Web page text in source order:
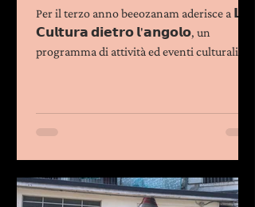
Per il terzo anno beeozanam aderisce a 𝗟𝗮
𝗖𝘂𝗹𝘁𝘂𝗿𝗮 𝗱𝗶𝗲𝘁𝗿𝗼 𝗹'𝗮𝗻𝗴𝗼𝗹𝗼, un
programma di attività ed eventi culturali...